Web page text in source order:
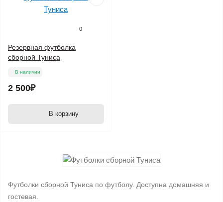
0
Резервная футболка
сборной Туниса
В наличии
2 500₽
В корзину
Футболки сборной Туниса по футболу. Доступна домашняя и
гостевая.